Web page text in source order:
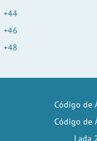
+44
+46
+48
Código de
Código de
Lada